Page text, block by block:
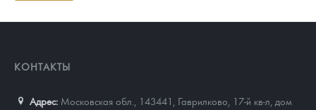
КОНТАКТЫ
Адрес: Московская обл., 143441
Гаврилково, 17-й кв-л, дом